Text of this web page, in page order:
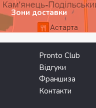
Зони доставки
Pronto Club
Відгуки
Франшиза
Контакти